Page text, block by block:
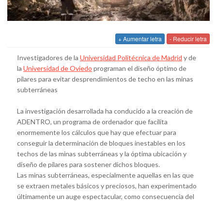
+ Aumentar letra - Reducir letra
Investigadores de la Universidad Politécnica de Madrid y de
la Universidad de Oviedo programan el diseño óptimo de
pilares para evitar desprendimientos de techo en las minas
subterráneas
La investigación desarrollada ha conducido a la creación de
ADENTRO, un programa de ordenador que facilita
enormemente los cálculos que hay que efectuar para
conseguir la determinación de bloques inestables en los
techos de las minas subterráneas y la óptima ubicación y
diseño de pilares para sostener dichos bloques.
Las minas subterráneas, especialmente aquellas en las que
se extraen metales básicos y preciosos, han experimentado
últimamente un auge espectacular, como consecuencia del